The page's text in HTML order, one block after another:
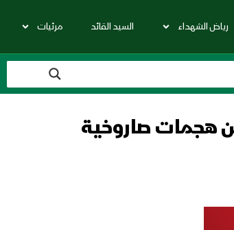
رياض الشهداء السيد القائد مرئيات
من هجمات صاروخية